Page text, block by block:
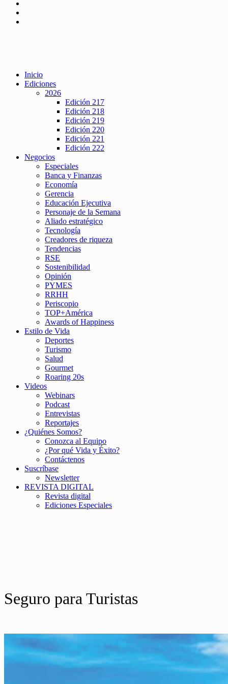
Inicio
Ediciones
2026
Edición 217
Edición 218
Edición 219
Edición 220
Edición 221
Edición 222
Negocios
Especiales
Banca y Finanzas
Economía
Gerencia
Educación Ejecutiva
Personaje de la Semana
Aliado estratégico
Tecnología
Creadores de riqueza
Tendencias
RSE
Sostenibilidad
Opinión
PYMES
RRHH
Periscopio
TOP+América
Awards of Happiness
Estilo de Vida
Deportes
Turismo
Salud
Gourmet
Roaring 20s
Videos
Webinars
Podcast
Entrevistas
Reportajes
¿Quiénes Somos?
Conozca al Equipo
¿Por qué Vida y Éxito?
Contáctenos
Suscríbase
Newsletter
REVISTA DIGITAL
Revista digital
Ediciones Especiales
Seguro para Turistas